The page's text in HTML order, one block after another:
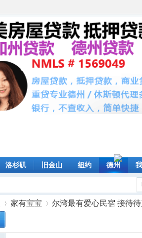
洛杉矶 旧金山 纽约 德州
家有宝宝 尔湾最有爱心民宿 接待